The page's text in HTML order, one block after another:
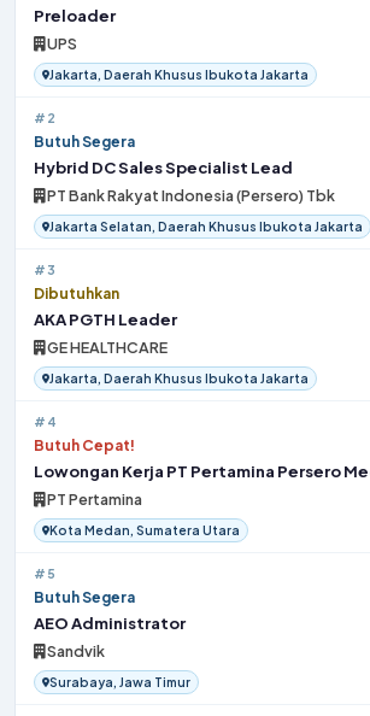
Preloader
UPS
Jakarta, Daerah Khusus Ibukota Jakarta
#2
Butuh Segera
Hybrid DC Sales Specialist Lead
PT Bank Rakyat Indonesia (Persero) Tbk
Jakarta Selatan, Daerah Khusus Ibukota Jakarta
#3
Dibutuhkan
AKA PGTH Leader
GE HEALTHCARE
Jakarta, Daerah Khusus Ibukota Jakarta
#4
Butuh Cepat!
Lowongan Kerja PT Pertamina Persero
PT Pertamina
Kota Medan, Sumatera Utara
#5
Butuh Segera
AEO Administrator
Sandvik
Surabaya, Jawa Timur